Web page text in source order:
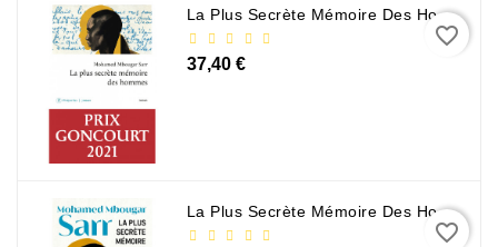
La Plus Secrète Mémoire Des Hommes - Mohamed Mbougar Sarr
37,40 €
favorite_border
La Plus Secrète Mémoire Des Hommes - Mohamed Mbougar Sarr
favorite_border